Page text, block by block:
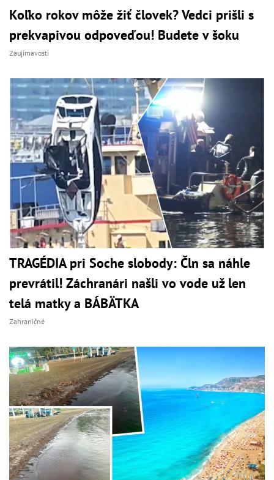
Koľko rokov môže žiť človek? Vedci prišli s
prekvapivou odpoveďou! Budete v šoku
Zaujímavosti
TRAGÉDIA pri Soche slobody: Čln sa náhle
prevrátil! Záchranári našli vo vode už len
telá matky a BÁBÄTKA
Zahraničné